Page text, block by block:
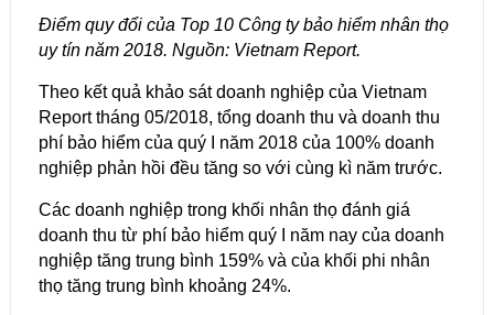
Điểm quy đổi của Top 10 Công ty bảo hiểm nhân thọ
uy tín năm 2018. Nguồn: Vietnam Report.
Theo kết quả khảo sát doanh nghiệp của Vietnam
Report tháng 05/2018, tổng doanh thu và doanh thu
phí bảo hiểm của quý I năm 2018 của 100% doanh
nghiệp phản hồi đều tăng so với cùng kì năm trước.
Các doanh nghiệp trong khối nhân thọ đánh giá
doanh thu từ phí bảo hiểm quý I năm nay của doanh
nghiệp tăng trung bình 159% và của khối phi nhân
thọ tăng trung bình khoảng 24%.